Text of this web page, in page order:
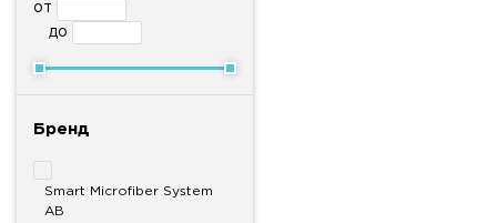
от
до
Бренд
Smart Microfiber System
AB